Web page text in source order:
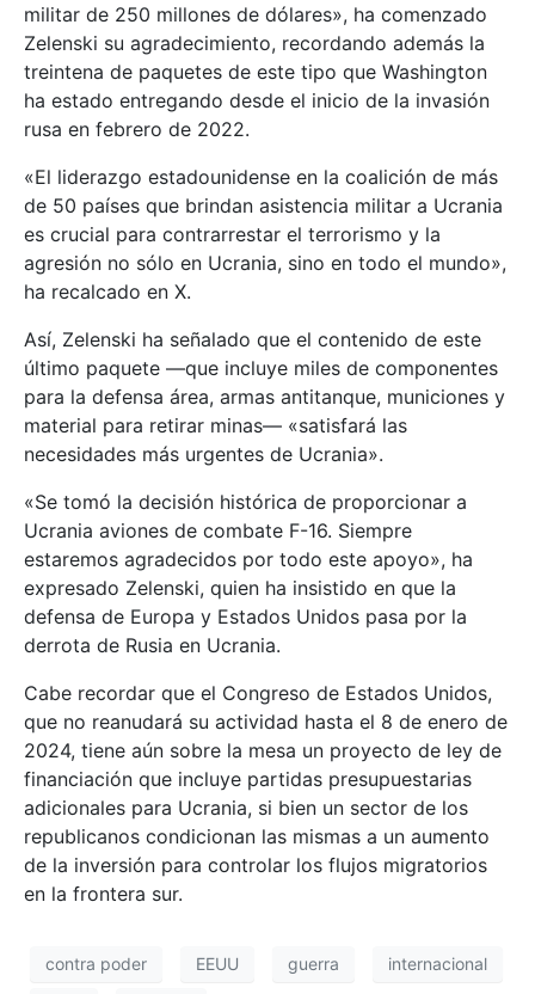
militar de 250 millones de dólares», ha comenzado
Zelenski su agradecimiento, recordando además la
treintena de paquetes de este tipo que Washington
ha estado entregando desde el inicio de la invasión
rusa en febrero de 2022.
«El liderazgo estadounidense en la coalición de más
de 50 países que brindan asistencia militar a Ucrania
es crucial para contrarrestar el terrorismo y la
agresión no sólo en Ucrania, sino en todo el mundo»,
ha recalcado en X.
Así, Zelenski ha señalado que el contenido de este
último paquete —que incluye miles de componentes
para la defensa área, armas antitanque, municiones y
material para retirar minas— «satisfará las
necesidades más urgentes de Ucrania».
«Se tomó la decisión histórica de proporcionar a
Ucrania aviones de combate F-16. Siempre
estaremos agradecidos por todo este apoyo», ha
expresado Zelenski, quien ha insistido en que la
defensa de Europa y Estados Unidos pasa por la
derrota de Rusia en Ucrania.
Cabe recordar que el Congreso de Estados Unidos,
que no reanudará su actividad hasta el 8 de enero de
2024, tiene aún sobre la mesa un proyecto de ley de
financiación que incluye partidas presupuestarias
adicionales para Ucrania, si bien un sector de los
republicanos condicionan las mismas a un aumento
de la inversión para controlar los flujos migratorios
en la frontera sur.
contra poder EEUU guerra internacional